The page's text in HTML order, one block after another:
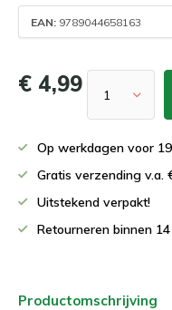
EAN: 9789044658163
€ 4,99
Op werkdagen voor
Gratis verzending v.a.
Uitstekend verpakt!
Retourneren binnen
Productomschrijving